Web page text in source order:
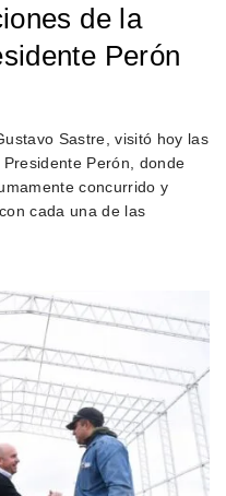
de la
Perón
Sastre, visitó hoy las
Perón, donde
concurrido y
cada una de las